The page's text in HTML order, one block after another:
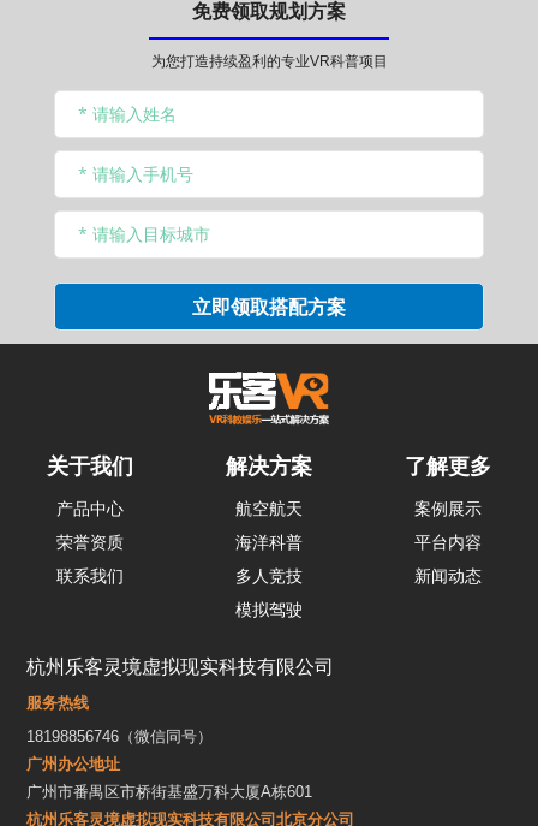
免费领取规划方案
为您打造持续盈利的专业VR科普项目
关于我们
产品中心
荣誉资质
联系我们
解决方案
航空航天
海洋科普
多人竞技
模拟驾驶
了解更多
案例展示
平台内容
新闻动态
杭州乐客灵境虚拟现实科技有限公司
服务热线
18198856746（微信同号）
广州办公地址
广州市番禺区市桥街基盛万科大厦A栋601
杭州乐客灵境虚拟现实科技有限公司北京分公司